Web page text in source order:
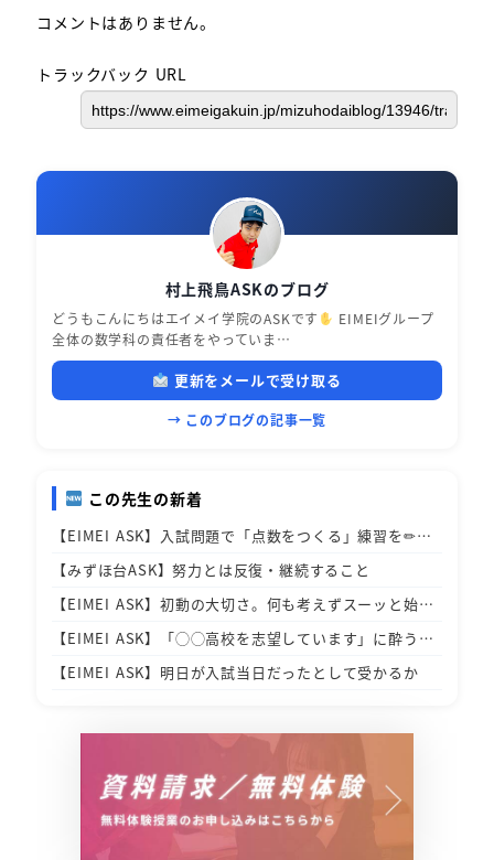
コメントはありません。
トラックバック URL
村上飛鳥ASKのブログ
どうもこんにちはエイメイ学院のASKです
EIMEIグループ
全体の数学科の責任者をやっていま…
更新をメールで受け取る
→ このブログの記事一覧
この先生の新着
【EIMEI ASK】入試問題で「点数をつくる」練習を✏…
【みずほ台ASK】努力とは反復・継続すること
【EIMEI ASK】初動の大切さ。何も考えずスーッと始…
【EIMEI ASK】「◯◯高校を志望しています」に酔う…
【EIMEI ASK】明日が入試当日だったとして受かるか